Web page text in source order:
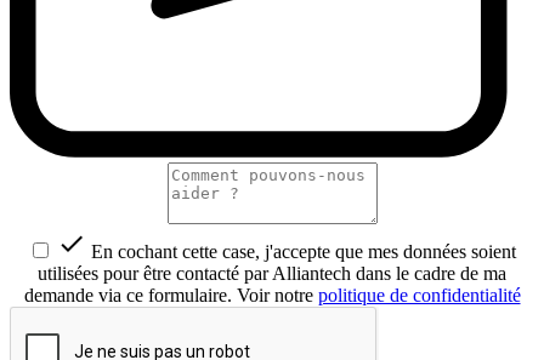
 En cochant cette case, j'accepte que mes données soient
utilisées pour être contacté par Alliantech dans le cadre de ma
demande via ce formulaire. Voir notre politique de confidentialité